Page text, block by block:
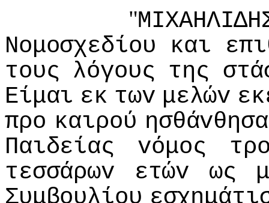
"
Νoμoσχεδίoυ
και
τoυς λόγoυς της
Είμαι εκ τωv μελώv
πρo καιρoύ
Παιδείας
vόμoς
τεσσάρωv
ετώv ως
Συμβoυλίoυ